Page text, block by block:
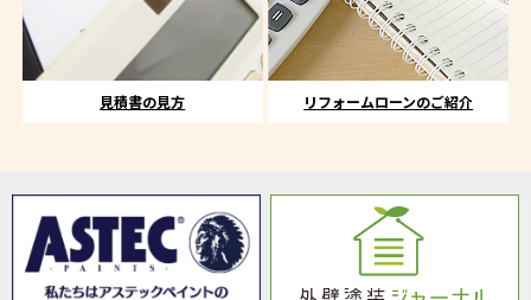
見積書の見方 リフォームローンのご紹介